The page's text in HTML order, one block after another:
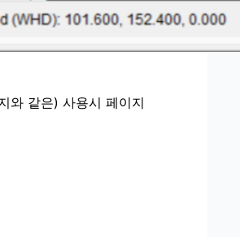
와 같은) 사용시 페이지